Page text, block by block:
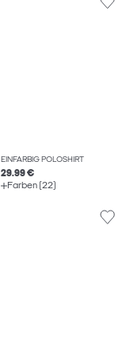
EINFARBIG POLOSHIRT
29.99 €
Farben (22)